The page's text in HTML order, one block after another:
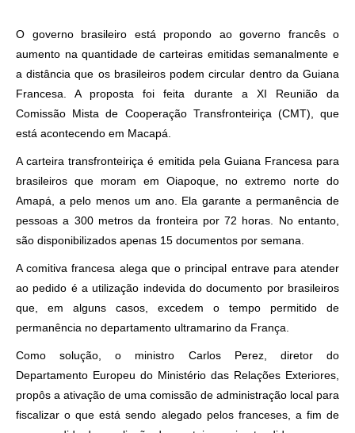
O governo brasileiro está propondo ao governo francês o
aumento na quantidade de carteiras emitidas semanalmente e
a distância que os brasileiros podem circular dentro da Guiana
Francesa. A proposta foi feita durante a XI Reunião da
Comissão Mista de Cooperação Transfronteiriça (CMT), que
está acontecendo em Macapá.
A carteira transfronteiriça é emitida pela Guiana Francesa para
brasileiros que moram em Oiapoque, no extremo norte do
Amapá, a pelo menos um ano. Ela garante a permanência de
pessoas a 300 metros da fronteira por 72 horas. No entanto,
são disponibilizados apenas 15 documentos por semana.
A comitiva francesa alega que o principal entrave para atender
ao pedido é a utilização indevida do documento por brasileiros
que, em alguns casos, excedem o tempo permitido de
permanência no departamento ultramarino da França.
Como solução, o ministro Carlos Perez, diretor do
Departamento Europeu do Ministério das Relações Exteriores,
propôs a ativação de uma comissão de administração local para
fiscalizar o que está sendo alegado pelos franceses, a fim de